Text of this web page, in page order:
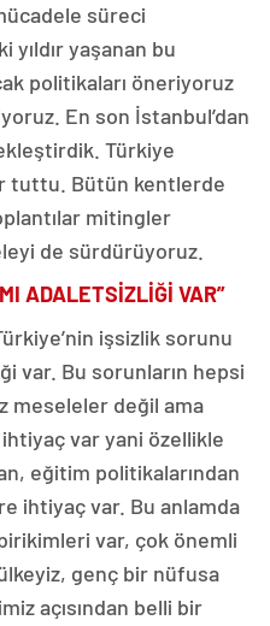
süreci
yıldır yaşanan bu
politikaları öneriyoruz
En son İstanbul’dan
Türkiye
tuttu. Bütün kentlerde
mitingler
de sürdürüyoruz.
ADALETSİZLİĞİ VAR”
işsizlik sorunu
var. Bu sorunların hepsi
meseleler değil ama
ihtiyaç var yani özellikle
eğitim politikalarından
ihtiyaç var. Bu anlamda
var, çok önemli
genç bir nüfusa
açısından belli bir